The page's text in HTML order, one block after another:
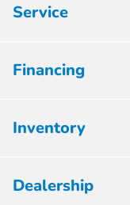
Service
Financing
Inventory
Dealership